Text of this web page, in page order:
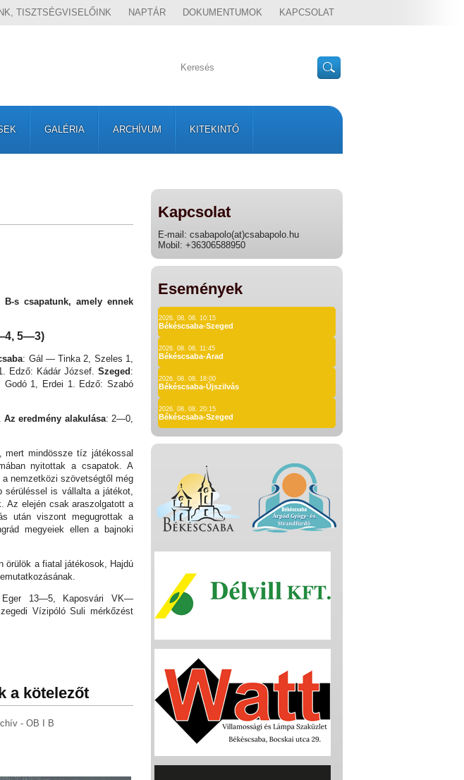
TISZTSÉGVISELŐINK NAPTÁR DOKUMENTUMOK KAPCSOLAT
GALÉRIA ARCHÍVUM KITEKINTŐ
Kapcsolat
E-mail: csabapolo(at)csabapolo.hu
Mobil: +36306588950
Események
2026. 08. 08. 10:15
Békéscsaba-Szeged
2026. 08. 08. 11:45
Békéscsaba-Arad
2026. 08. 08. 18:00
Békéscsaba-Újszilvás
2026. 08. 08. 20:15
Békéscsaba-Szeged
s csapatunk, amely ennek
5—3)
: Gál — Tinka 2, Szeles 1,
Edző: Kádár József. Szeged:
1, Erdei 1. Edző: Szabó
Az eredmény alakulása: 2—0,
mert mindössze tíz játékossal
nyitottak a csapatok. A
nemzetközi szövetségtől még
is vállalta a játékot,
Az elején csak araszolgatott a
után viszont megugrottak a
megyeiek ellen a bajnoki
a fiatal játékosok, Hajdú
13—5, Kaposvári VK—
Vízipóló Suli mérkőzést
a kötelezőt
- OB I B